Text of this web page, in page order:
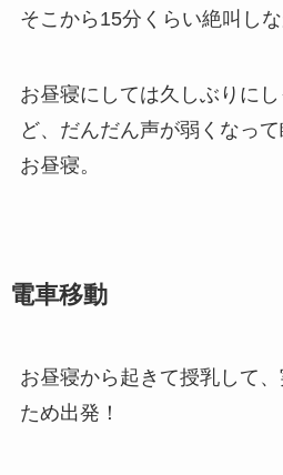
そこから15分くらい絶叫しな
お昼寝にしては久しぶりに
ど、だんだん声が弱くなっ
お昼寝。
電車移動
お昼寝から起きて授乳して
ため出発！